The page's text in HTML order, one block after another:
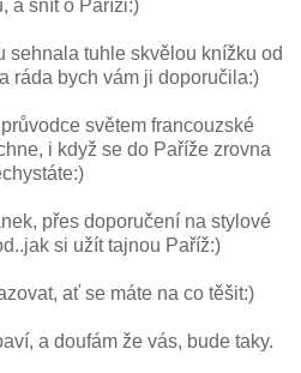
a snít o Paříži:)
sehnala tuhle skvělou knížku od
a ráda bych vám ji doporučila:)
světem francouzské
i když se do Paříže zrovna
přes doporučení na stylové
si užít tajnou Paříž:)
ať se máte na co těšit:)
a doufám že vás, bude taky.